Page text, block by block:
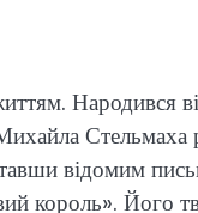
Народився
відомим
король». Його